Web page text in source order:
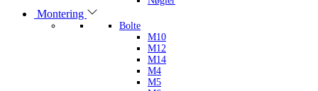
Montering
Bolte
M10
M12
M14
M4
M5